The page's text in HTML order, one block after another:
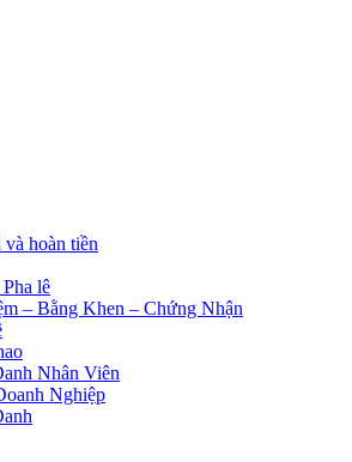
hoàn tiền
lê
– Bằng Khen – Chứng Nhận
Nhân Viên
Nghiệp